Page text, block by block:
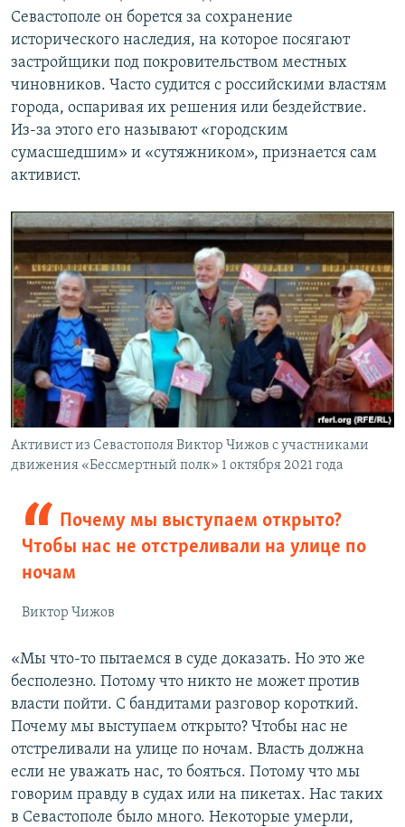
Севастополе он борется за сохранение
исторического наследия, на которое посягают
застройщики под покровительством местных
чиновников. Часто судится с российскими властям
города, оспаривая их решения или бездействие.
Из-за этого его называют «городским
сумасшедшим» и «сутяжником», признается сам
активист.
Активист из Севастополя Виктор Чижов с участниками
движения «Бессмертный полк» 1 октября 2021 года
Почему мы выступаем открыто?
Чтобы нас не отстреливали на улице по
ночам
Виктор Чижов
«Мы что-то пытаемся в суде доказать. Но это же
бесполезно. Потому что никто не может против
власти пойти. С бандитами разговор короткий.
Почему мы выступаем открыто? Чтобы нас не
отстреливали на улице по ночам. Власть должна
если не уважать нас, то бояться. Потому что мы
говорим правду в судах или на пикетах. Нас таких
в Севастополе было много. Некоторые умерли,